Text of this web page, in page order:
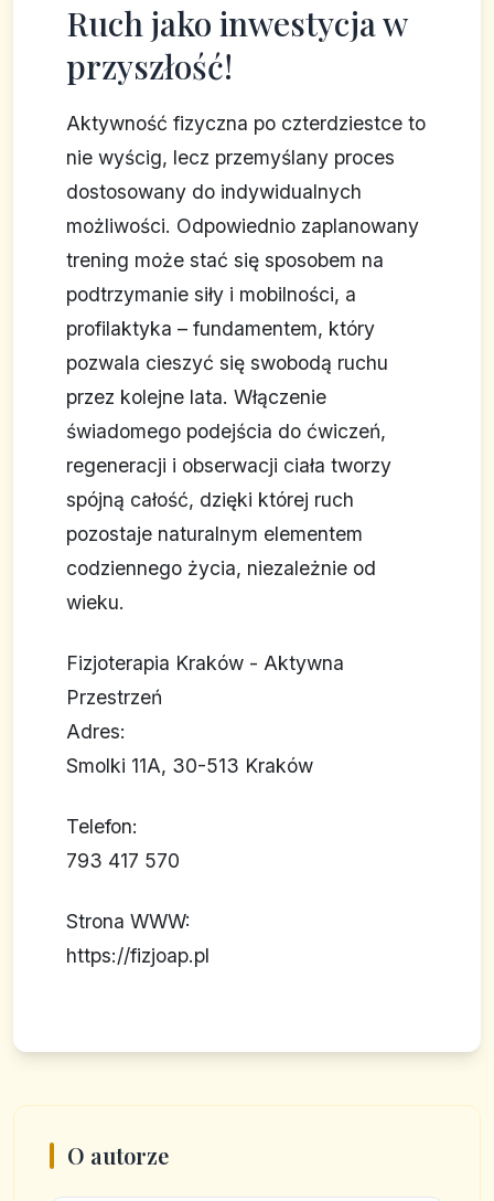
Ruch jako inwestycja w
przyszłość!
Aktywność fizyczna po czterdziestce to
nie wyścig, lecz przemyślany proces
dostosowany do indywidualnych
możliwości. Odpowiednio zaplanowany
trening może stać się sposobem na
podtrzymanie siły i mobilności, a
profilaktyka – fundamentem, który
pozwala cieszyć się swobodą ruchu
przez kolejne lata. Włączenie
świadomego podejścia do ćwiczeń,
regeneracji i obserwacji ciała tworzy
spójną całość, dzięki której ruch
pozostaje naturalnym elementem
codziennego życia, niezależnie od
wieku.
Fizjoterapia Kraków - Aktywna
Przestrzeń
Adres:
Smolki 11A, 30-513 Kraków
Telefon:
793 417 570
Strona WWW:
https://fizjoap.pl
O autorze